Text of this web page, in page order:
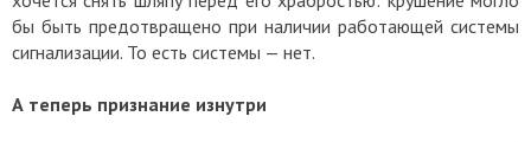
бы быть предотвращено при наличии работающей системы
сигнализации. То есть системы — нет.
А теперь признание изнутри